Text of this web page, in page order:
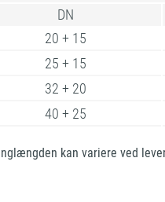
DN
20 + 15
25 + 15
32 + 20
40 + 25
kan variere ved